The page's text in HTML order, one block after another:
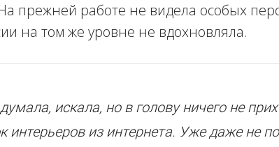
прежней работе не видела особых
на том же уровне не вдохновляла.
искала, но в голову ничего не
интерьеров из интернета. Уже даже не